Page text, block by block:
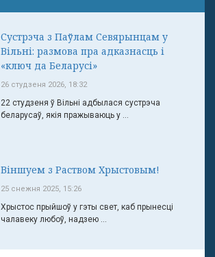
Сустрэча з Паўлам Севярынцам у
Вільні: размова пра адказнасць і
«ключ да Беларусі»
26 студзеня 2026, 18:32
22 студзеня ў Вільні адбылася сустрэча
беларусаў, якія пражываюць у ...
Віншуем з Раством Хрыстовым!
25 снежня 2025, 15:26
Хрыстос прыйшоў у гэты свет, каб прынесці
чалавеку любоў, надзею ...